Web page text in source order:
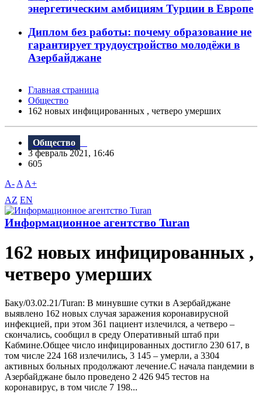
энергетическим амбициям Турции в Европе
Диплом без работы: почему образование не
гарантирует трудоустройство молодёжи в
Азербайджане
Главная страница
Общество
162 новых инфицированных , четверо умерших
Общество
3 февраль 2021, 16:46
605
A- A A+
AZ EN
Информационное агентство Turan
162 новых инфицированных ,
четверо умерших
Баку/03.02.21/Turan: В минувшие сутки в Азербайджане
выявлено 162 новых случая заражения коронавирусной
инфекцией, при этом 361 пациент излечился, а четверо –
скончались, сообщил в среду Оперативный штаб при
Кабмине.Общее число инфицированных достигло 230 617, в
том числе 224 168 излечились, 3 145 – умерли, а 3304
активных больных продолжают лечение.С начала пандемии в
Азербайджане было проведено 2 426 945 тестов на
коронавирус, в том числе 7 198...